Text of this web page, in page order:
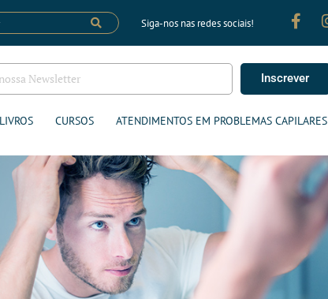
Siga-nos nas redes sociais!
Inscrever
LIVROS CURSOS ATENDIMENTOS EM PROBLEMAS CAPILARES